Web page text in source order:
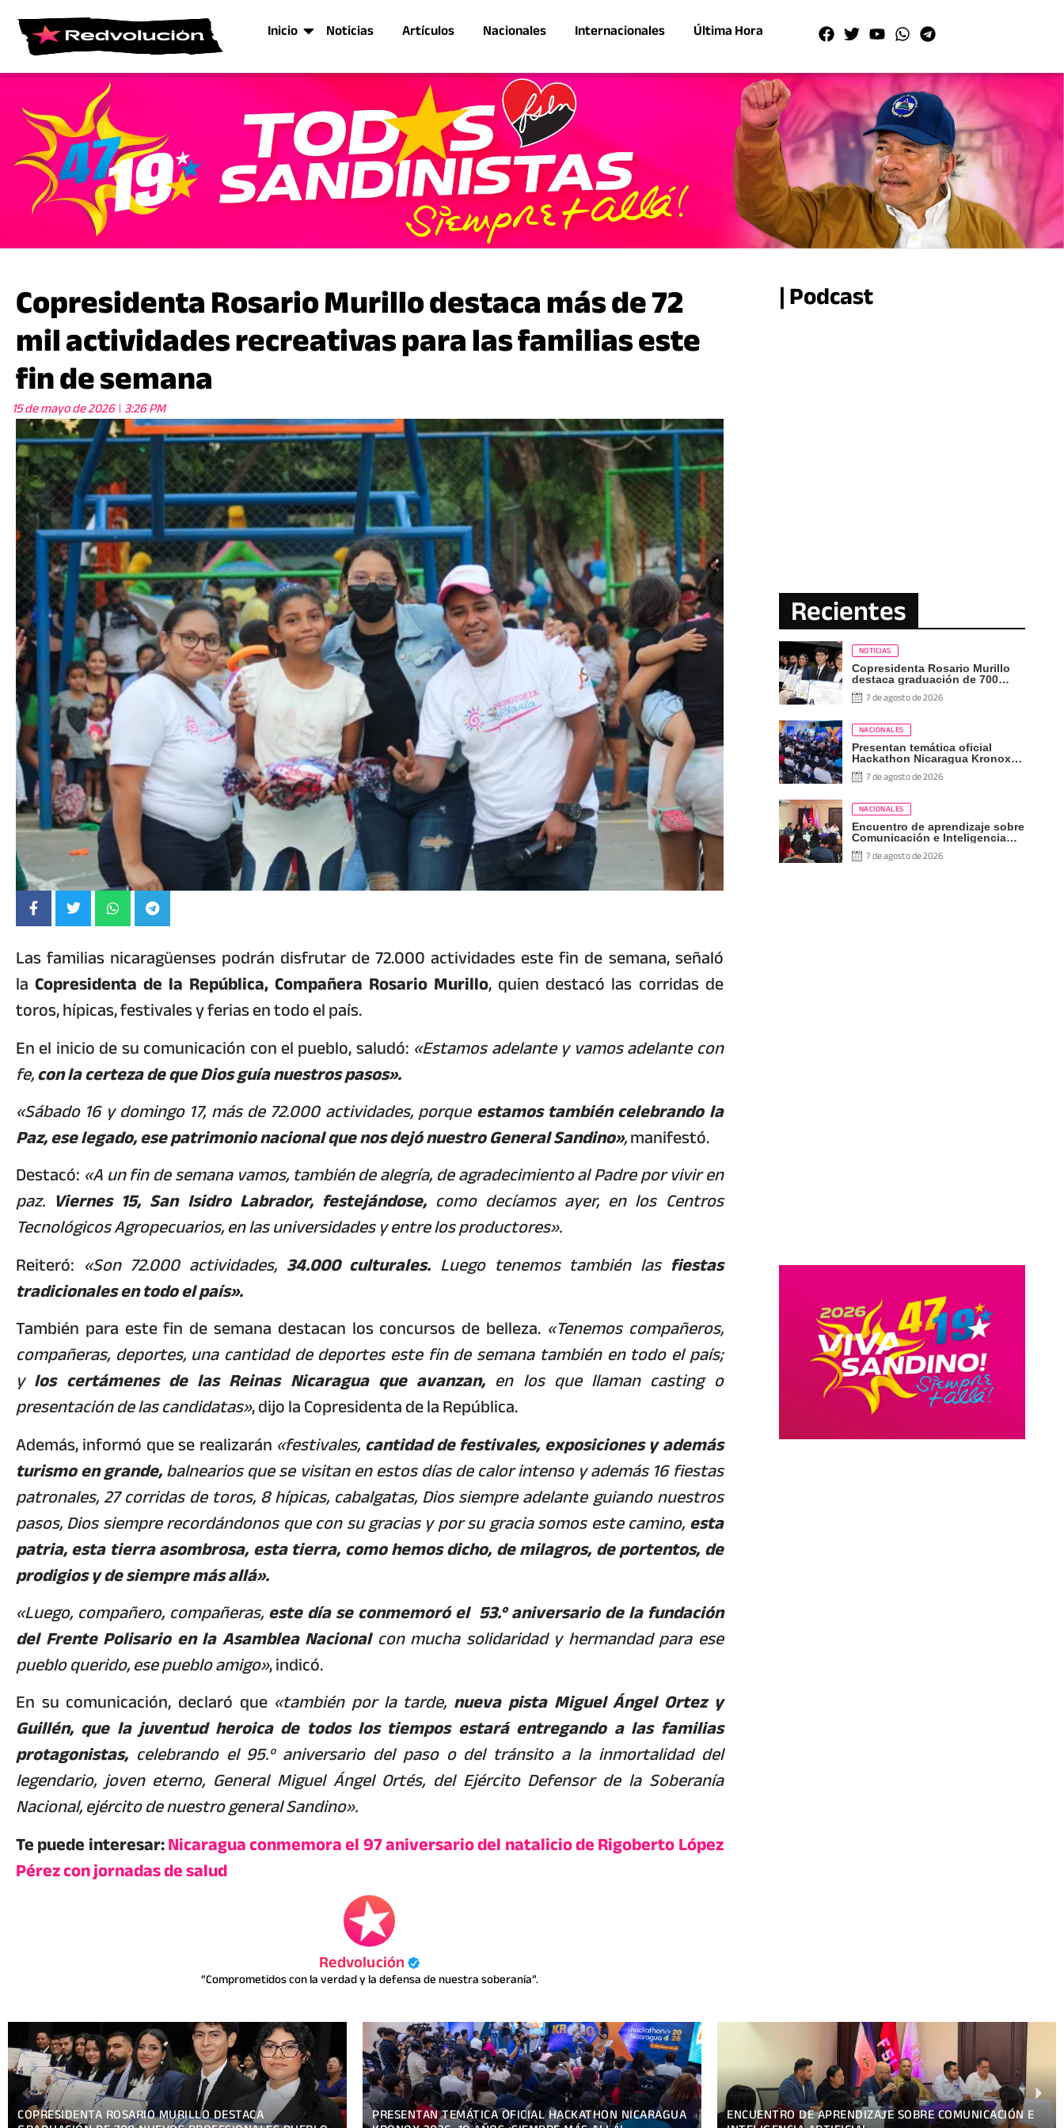
Inicio Noticias Artículos Nacionales Internacionales Última Hora
Copresidenta Rosario Murillo destaca más de 72
mil actividades recreativas para las familias este
fin de semana
15 de mayo de 2026 3:26 PM
Las familias nicaragüenses podrán disfrutar de 72.000 actividades este fin de semana, señaló
laCopresidenta de la República, Compañera Rosario Murillo, quien destacó las corridas de
toros, hípicas, festivales y ferias en todo el país.
En el inicio de su comunicación con el pueblo, saludó:«Estamos adelante y vamos adelante con
fe,con la certeza de que Dios guía nuestros pasos».
«Sábado 16 y domingo 17, más de 72.000 actividades, porqueestamos también celebrando la
Paz, ese legado, ese patrimonio nacional que nos dejó nuestro General Sandino»,manifestó.
Destacó:«A un fin de semana vamos, también de alegría, de agradecimiento al Padre por vivir en
paz. Viernes 15, San Isidro Labrador, festejándose, como decíamos ayer, en los Centros
Tecnológicos Agropecuarios, en las universidades y entre los productores».
Reiteró: «Son 72.000 actividades, 34.000 culturales. Luego tenemos también las fiestas
tradicionales en todo el país».
También para este fin de semana destacan los concursos de belleza. «Tenemos compañeros,
compañeras, deportes, una cantidad de deportes este fin de semana también en todo el país;
y los certámenes de las Reinas Nicaragua que avanzan, en los que llaman casting o
presentación de las candidatas», dijo la Copresidenta de la República.
Además, informó que se realizarán«festivales,cantidad de festivales, exposiciones y además
turismo en grande,balnearios que se visitan en estos días de calor intenso y además 16 fiestas
patronales, 27 corridas de toros, 8 hípicas, cabalgatas, Dios siempre adelante guiando nuestros
pasos, Dios siempre recordándonos que con su gracias y por su gracia somos este camino,esta
patria, esta tierra asombrosa, esta tierra, como hemos dicho, de milagros, de portentos, de
prodigios y de siempre más allá».
«Luego, compañero, compañeras,este día se conmemoró el 53.º aniversario de la fundación
del Frente Polisario en la Asamblea Nacionalcon mucha solidaridad y hermandad para ese
pueblo querido, ese pueblo amigo», indicó.
En su comunicación, declaró que «también por la tarde, nueva pista Miguel Ángel Ortez y
Guillén, que la juventud heroica de todos los tiempos estará entregando a las familias
protagonistas, celebrando el 95.º aniversario del paso o del tránsito a la inmortalidad del
legendario, joven eterno, General Miguel Ángel Ortés, del Ejército Defensor de la Soberanía
Nacional, ejército de nuestro general Sandino».
Te puede interesar:Nicaragua conmemora el 97 aniversario del natalicio de Rigoberto López
Pérez con jornadas de salud
Redvolución
“Comprometidos con la verdad y la defensa de nuestra soberanía”.
| Podcast
Recientes
NOTICIAS
Copresidenta Rosario Murillo
destaca graduación de 700
nuevos profesionales Pueblo
Presidente
7 de agosto de 2026
NACIONALES
Presentan temática oficial
Hackathon Nicaragua Kronox
2026, 10 años ¡Siempre Más
Allá!7 de agosto de 2026
NACIONALES
Encuentro de aprendizaje sobre
Comunicación e Inteligencia
Artificial
7 de agosto de 2026
PRESENTAN TEMÁTICA OFICIAL HACKATHON NICARAGUA ENCUENTRO DE APRENDIZAJE SOBRE COMUNICACIÓN E SIMPOSIO EN EL HOSPITAL FERNANDO VÉLEZ PAIZ